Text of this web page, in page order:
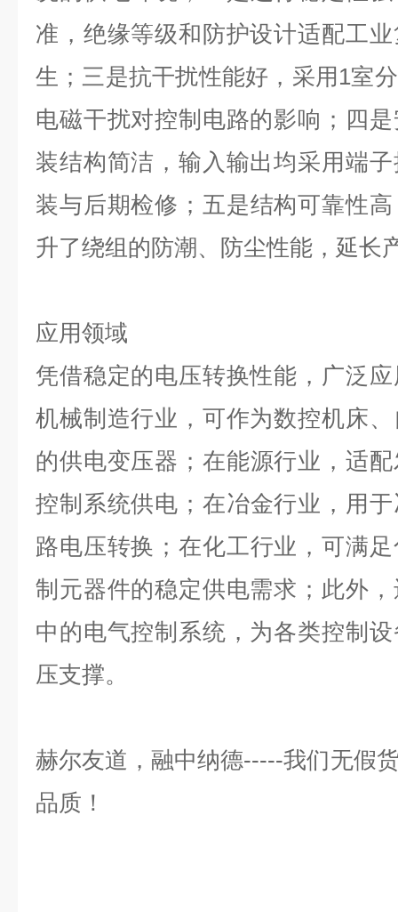
准，绝缘等级和防护设计适配工
生；三是抗干扰性能好，采用 1室
电磁干扰对控制电路的影响；四
装结构简洁，输入输出均采用端
装与后期检修；五是结构可靠性
升了绕组的防潮、防尘性能，延长
应用领域
凭借稳定的电压转换性能，广泛
机械制造行业，可作为数控机床
的供电变压器；在能源行业，适
控制系统供电；在冶金行业，用
路电压转换；在化工行业，可满
制元器件的稳定供电需求；此外
中的电气控制系统，为各类控制
压支撑。
赫尔友道，融中纳德-----我们无假
品质！